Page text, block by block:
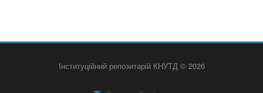
Інституційний репозитарій КНУТД © 2026